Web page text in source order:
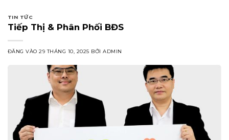
TIN TỨC
Tiếp Thị & Phân Phối BĐS
ĐĂNG VÀO29 THÁNG 10, 2025 BỞIADMIN